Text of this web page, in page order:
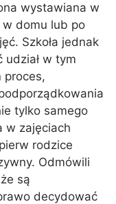
wystawiana w
domu lub po
Szkoła jednak
udział w tym
proces,
tylko samego
w zajęciach
rodzice
Odmówili
są
decydować